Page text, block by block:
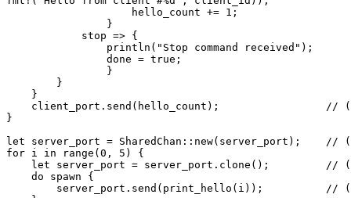
                    hello_count += 1;
                }
            stop => {
                println("Stop command received");
                done = true;
                }
        }
    }
client_port.send(hello_count);                 //
}
let server_port = SharedChan::new(server_port);    //
for i in range(0, 5) {
let server_port = server_port.clone();         //
    do spawn {
server_port.send(print_hello(i));          //